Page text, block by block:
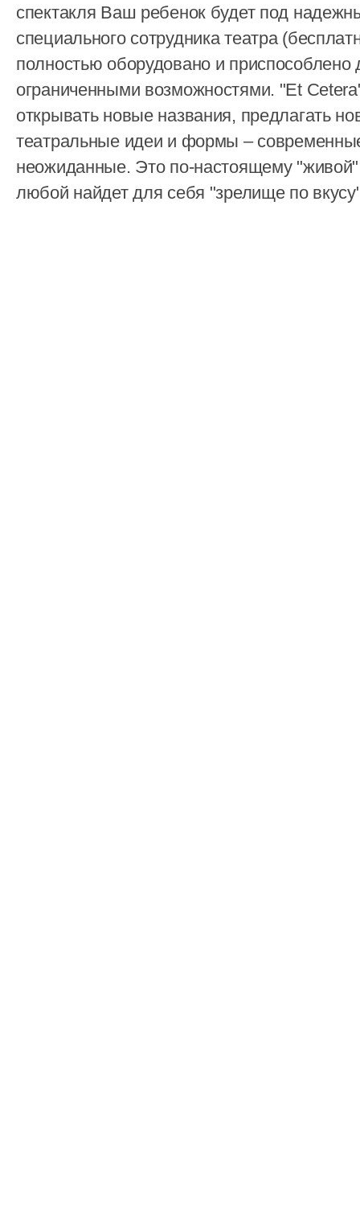
спектакля Ваш ребенок будет под
специального сотрудника театра
полностью оборудовано и приспособлено
ограниченными возможностями. "Et
открывать новые названия, предлагать
театральные идеи и формы –
неожиданные. Это по-настоящему "живой"
любой найдет для себя "зрелище по